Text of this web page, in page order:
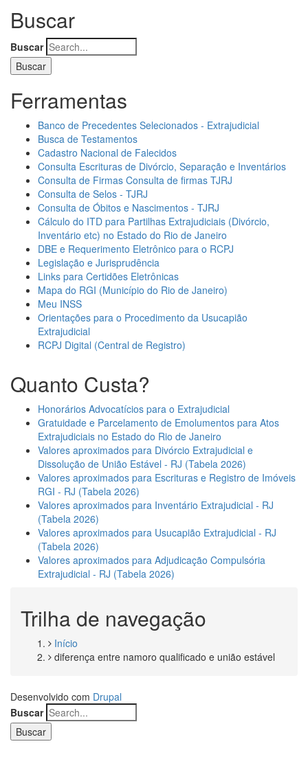
Buscar
Buscar
Ferramentas
Banco de Precedentes Selecionados - Extrajudicial
Busca de Testamentos
Cadastro Nacional de Falecidos
Consulta Escrituras de Divórcio, Separação e Inventários
Consulta de Firmas Consulta de firmas TJRJ
Consulta de Selos - TJRJ
Consulta de Óbitos e Nascimentos - TJRJ
Cálculo do ITD para Partilhas Extrajudiciais (Divórcio,
Inventário etc) no Estado do Rio de Janeiro
DBE e Requerimento Eletrônico para o RCPJ
Legislação e Jurisprudência
Links para Certidões Eletrônicas
Mapa do RGI (Município do Rio de Janeiro)
Meu INSS
Orientações para o Procedimento da Usucapião
Extrajudicial
RCPJ Digital (Central de Registro)
Quanto Custa?
Honorários Advocatícios para o Extrajudicial
Gratuidade e Parcelamento de Emolumentos para Atos
Extrajudiciais no Estado do Rio de Janeiro
Valores aproximados para Divórcio Extrajudicial e
Dissolução de União Estável - RJ (Tabela 2026)
Valores aproximados para Escrituras e Registro de Imóveis
RGI - RJ (Tabela 2026)
Valores aproximados para Inventário Extrajudicial - RJ
(Tabela 2026)
Valores aproximados para Usucapião Extrajudicial - RJ
(Tabela 2026)
Valores aproximados para Adjudicação Compulsória
Extrajudicial - RJ (Tabela 2026)
Trilha de navegação
Início
diferença entre namoro qualificado e união estável
Desenvolvido com Drupal
Buscar